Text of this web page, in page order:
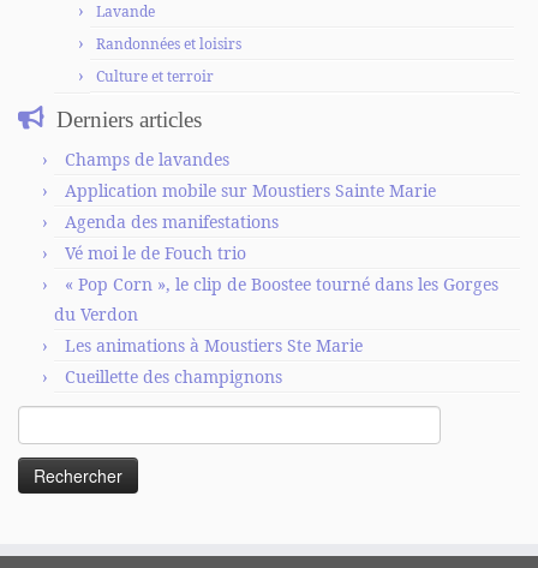
Lavande
Randonnées et loisirs
Culture et terroir
Derniers articles
Champs de lavandes
Application mobile sur Moustiers Sainte Marie
Agenda des manifestations
Vé moi le de Fouch trio
« Pop Corn », le clip de Boostee tourné dans les Gorges
du Verdon
Les animations à Moustiers Ste Marie
Cueillette des champignons
Rechercher :